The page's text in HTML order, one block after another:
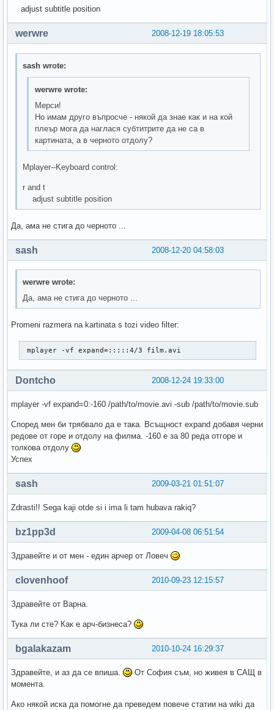
adjust subtitle position
2008-12-19 18:05:53
werwre
sash wrote:
werwre wrote:
Мерси!
Но имам друго въпросче - някой да знае как и на кой
плеър мога да наглася субтитрите да не са в
картината, а в черното отдолу?
Mplayer--Keyboard control:
r and t
adjust subtitle position
Да, ама не стига до черното ...
2008-12-20 04:58:03
sash
werwre wrote:
Да, ама не стига до черното ...
Promeni razmera na kartinata s tozi video filter:
mplayer -vf expand=:::::4/3 film.avi
2008-12-24 19:33:00
Dontcho
mplayer -vf expand=0:-160 /path/to/movie.avi -sub /path/to/movie.sub
Според мен би трябвало да е така. Всъщност expand добавя черни
редове от горе и отдолу на филма. -160 е за 80 реда отгоре и
толкова отдолу
Успех
2009-03-21 01:51:07
sash
Zdrasti!! Sega kaji otde si i ima li tam hubava rakiq?
2009-04-08 06:51:54
bz1pp3d
Здравейте и от мен - един арчер от Ловеч
2010-09-23 12:15:57
clovenhoof
Здравейте от Варна.
Тука ли сте? Как е арч-бизнеса?
2010-10-24 16:29:37
bgalakazam
Здравейте, и аз да се впиша.
От София съм, но живея в САЩ в
момента.
Ако някой иска да помогне да преведем повече статии на wiki да